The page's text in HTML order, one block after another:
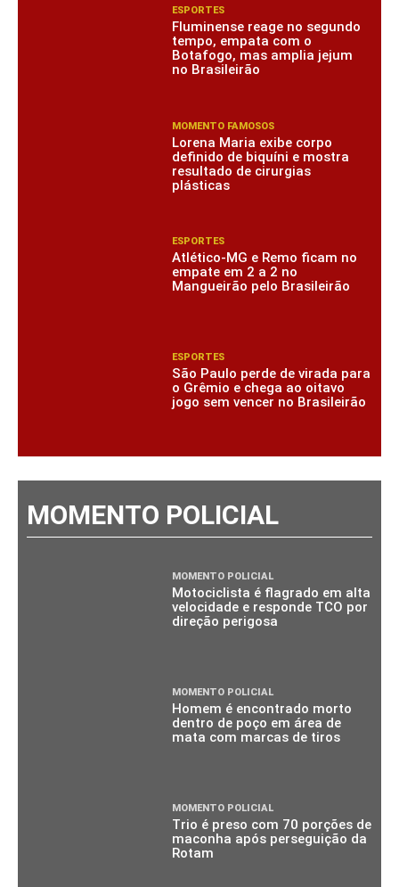
ESPORTES
Fluminense reage no segundo
tempo, empata com o
Botafogo, mas amplia jejum
no Brasileirão
MOMENTO FAMOSOS
Lorena Maria exibe corpo
definido de biquíni e mostra
resultado de cirurgias
plásticas
ESPORTES
Atlético-MG e Remo ficam no
empate em 2 a 2 no
Mangueirão pelo Brasileirão
ESPORTES
São Paulo perde de virada para
o Grêmio e chega ao oitavo
jogo sem vencer no Brasileirão
MOMENTO POLICIAL
MOMENTO POLICIAL
Motociclista é flagrado em alta
velocidade e responde TCO por
direção perigosa
MOMENTO POLICIAL
Homem é encontrado morto
dentro de poço em área de
mata com marcas de tiros
MOMENTO POLICIAL
Trio é preso com 70 porções de
maconha após perseguição da
Rotam